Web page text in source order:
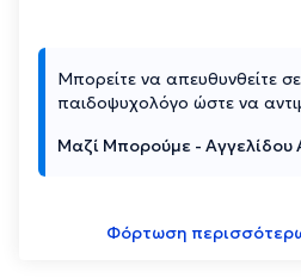
Μπορείτε να απευθυνθείτε
παιδοψυχολόγο ώστε να
Μαζί Μπορούμε - Αγγελίδου
Φόρτωση